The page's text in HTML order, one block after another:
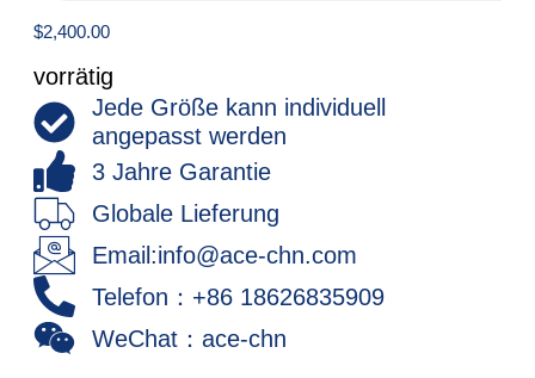
$2,400.00
vorrätig
Jede Größe kann individuell
angepasst werden
3 Jahre Garantie
Globale Lieferung
Email:info@ace-chn.com
Telefon：+86 18626835909
WeChat：ace-chn